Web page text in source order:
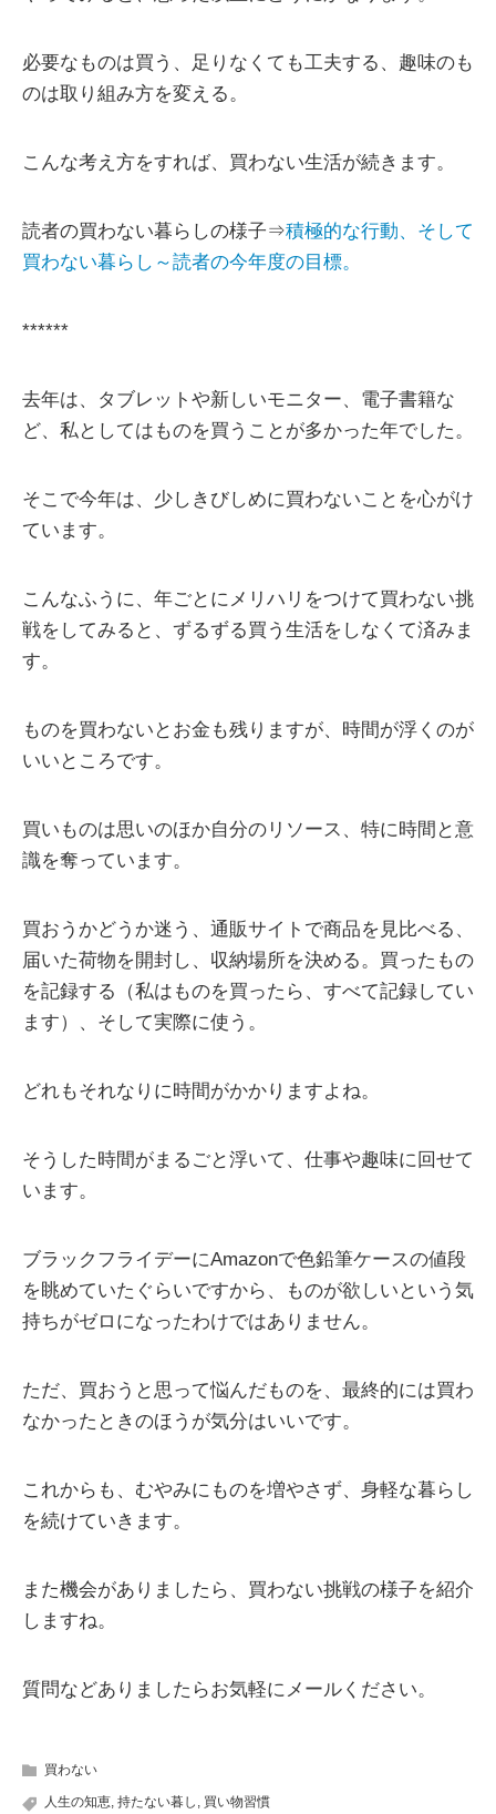
必要なものは買う、足りなくても工夫する、趣味のも
のは取り組み方を変える。
こんな考え方をすれば、買わない生活が続きます。
読者の買わない暮らしの様子⇒積極的な行動、そして
買わない暮らし～読者の今年度の目標。
******
去年は、タブレットや新しいモニター、電子書籍な
ど、私としてはものを買うことが多かった年でした。
そこで今年は、少しきびしめに買わないことを心がけ
ています。
こんなふうに、年ごとにメリハリをつけて買わない挑
戦をしてみると、ずるずる買う生活をしなくて済みま
す。
ものを買わないとお金も残りますが、時間が浮くのが
いいところです。
買いものは思いのほか自分のリソース、特に時間と意
識を奪っています。
買おうかどうか迷う、通販サイトで商品を見比べる、
届いた荷物を開封し、収納場所を決める。買ったもの
を記録する（私はものを買ったら、すべて記録してい
ます）、そして実際に使う。
どれもそれなりに時間がかかりますよね。
そうした時間がまるごと浮いて、仕事や趣味に回せて
います。
ブラックフライデーにAmazonで色鉛筆ケースの値段
を眺めていたぐらいですから、ものが欲しいという気
持ちがゼロになったわけではありません。
ただ、買おうと思って悩んだものを、最終的には買わ
なかったときのほうが気分はいいです。
これからも、むやみにものを増やさず、身軽な暮らし
を続けていきます。
また機会がありましたら、買わない挑戦の様子を紹介
しますね。
質問などありましたらお気軽にメールください。
買わない
人生の知恵 持たない暮し 買い物習慣